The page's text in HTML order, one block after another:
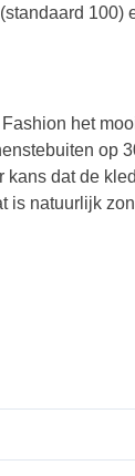
100)
het
op
kans dat de
is natuurlijk